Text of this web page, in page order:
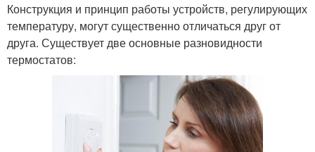
Конструкция и принцип работы устройств, регулирующих
температуру, могут существенно отличаться друг от
друга. Существует две основные разновидности
термостатов: